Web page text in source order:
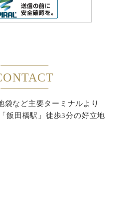
袋など主要ターミナルより
飯田橋駅」徒歩3分の好立地